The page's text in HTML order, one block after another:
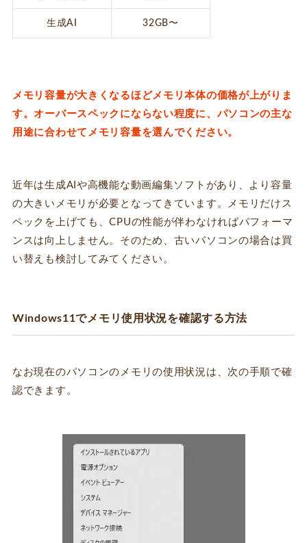
生成AI 32GB〜
メモリ容量が大きくなるほどメモリ本体の価格が上がりま
す。オーバースペックにならない程度に、パソコンの主な
用途に合わせてメモリ容量を選んでください。
近年は生成AIや高機能な動画編集ソフトがあり、より容量
の大きいメモリが必要となってきています。メモリだけス
ペックを上げても、CPUの性能が伴わなければパフォーマ
ンスは向上しません。そのため、古いパソコンの場合は買
い替えも検討してみてください。
Windows11でメモリ使用状況を確認する方法
なお現在のパソコンのメモリの使用状況は、次の手順で確
認できます。